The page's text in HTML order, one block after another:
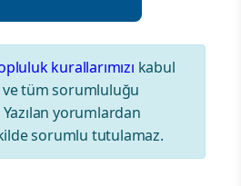
kurallarımızı kabul
tüm sorumluluğu
yorumlardan
sorumlu tutulamaz.